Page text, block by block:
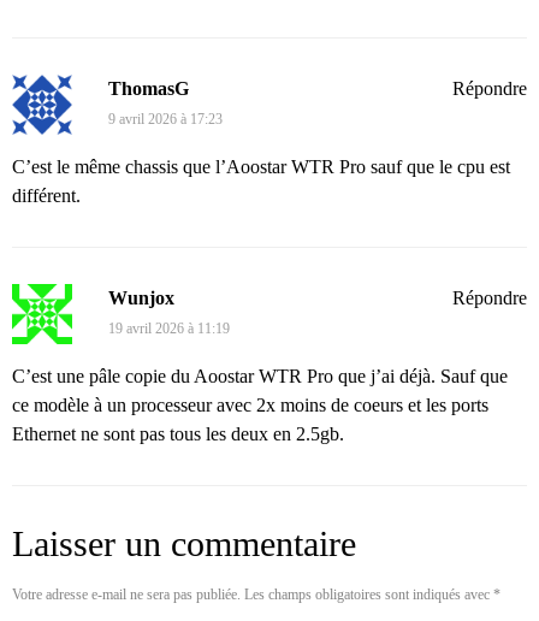
ThomasG
9 avril 2026 à 17:23
C’est le même chassis que l’Aoostar WTR Pro sauf que le cpu est
différent.
Répondre
Wunjox
19 avril 2026 à 11:19
C’est une pâle copie du Aoostar WTR Pro que j’ai déjà. Sauf que
ce modèle à un processeur avec 2x moins de coeurs et les ports
Ethernet ne sont pas tous les deux en 2.5gb.
Répondre
Laisser un commentaire
Votre adresse e-mail ne sera pas publiée. Les champs obligatoires sont indiqués avec *